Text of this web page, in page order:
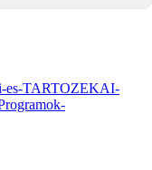
es-TARTOZEKAI-